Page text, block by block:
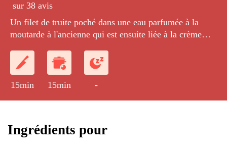
sur 38 avis
Un filet de truite poché dans une eau parfumée à la
moutarde à l'ancienne qui est ensuite liée à la crème
courgettes grillées à la chapelure.
15min 15min -
Ingrédients pour